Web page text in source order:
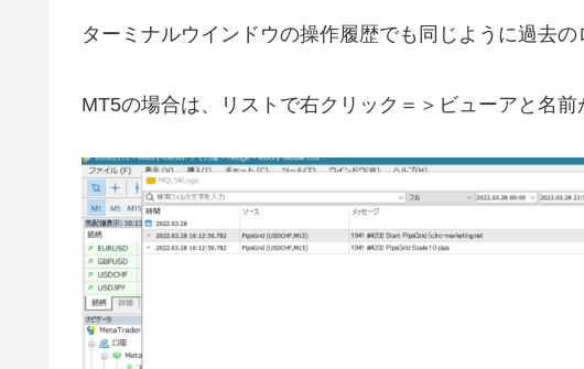
ターミナルウインドウの操作履歴でも同じように過去の
MT5の場合は、リストで右クリック＝＞ビューアと名前